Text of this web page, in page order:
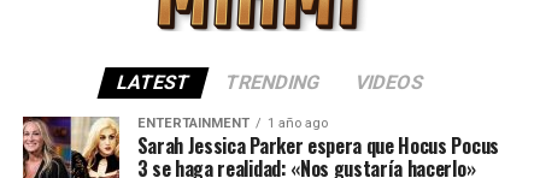
LATEST TRENDING VIDEOS
ENTERTAINMENT 1 año ago
Sarah Jessica Parker espera que Hocus Pocus
3 se haga realidad: «Nos gustaría hacerlo»